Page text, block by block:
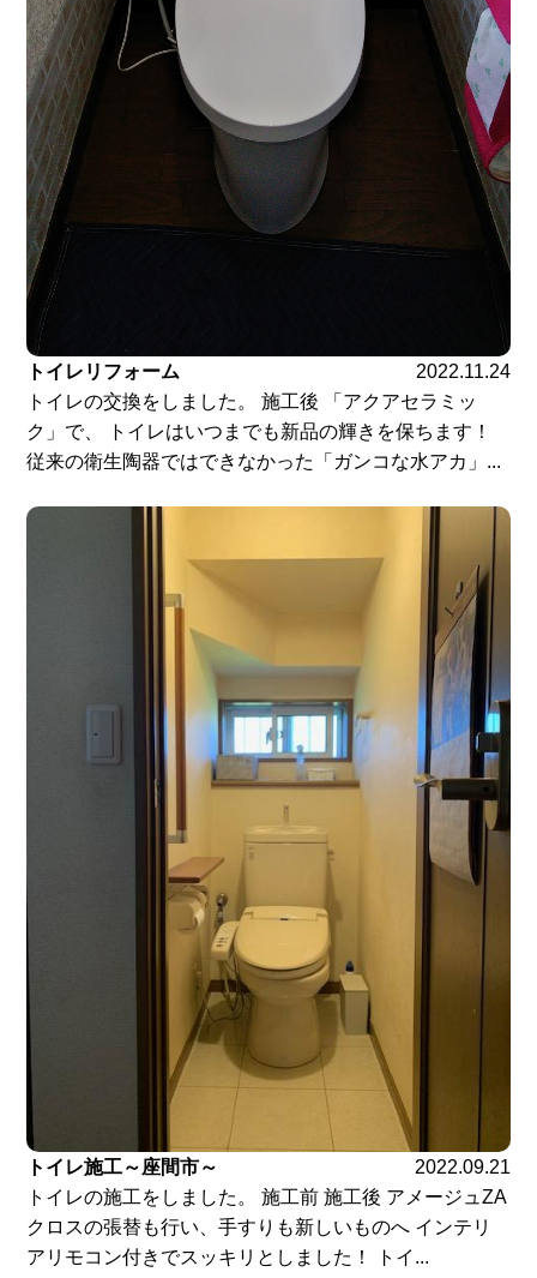
トイレリフォーム
2022.11.24
トイレの交換をしました。 施工後 「アクアセラミッ
ク」で、 トイレはいつまでも新品の輝きを保ちます！
従来の衛生陶器ではできなかった「ガンコな水アカ」...
トイレ施工～座間市～
2022.09.21
トイレの施工をしました。 施工前 施工後 アメージュZA
クロスの張替も行い、手すりも新しいものへ インテリ
アリモコン付きでスッキリとしました！ トイ...